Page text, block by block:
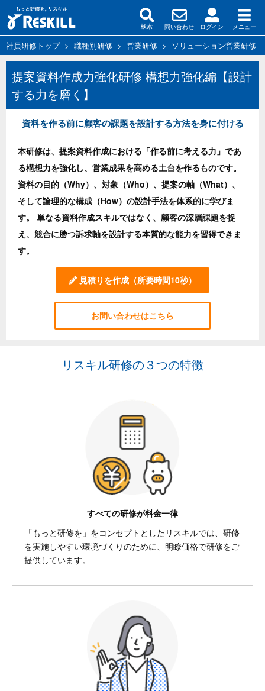
検索 問い合わせ ログイン メニュー
社員研修トップ> 職種別研修 > 営業研修 > ソリューション営業研修
提案資料作成力強化研修 構想力強化編【設計
する力を磨く】
資料を作る前に顧客の課題を設計する方法を身に付ける
本研修は、提案資料作成における「作る前に考える力」であ
る構想力を強化し、営業成果を高める土台を作るものです。
資料の目的（Why）、対象（Who）、提案の軸（What）、
そして論理的な構成（How）の設計手法を体系的に学びま
す。 単なる資料作成スキルではなく、顧客の深層課題を捉
え、競合に勝つ訴求軸を設計する本質的な能力を習得できま
す。
見積りを作成 （所要時間10秒）
お問い合わせはこちら
リスキル研修の３つの特徴
すべての研修が料金一律
「もっと研修を」をコンセプトとしたリスキルでは、研修
を実施しやすい環境づくりのために、明瞭価格で研修をご
提供しています。